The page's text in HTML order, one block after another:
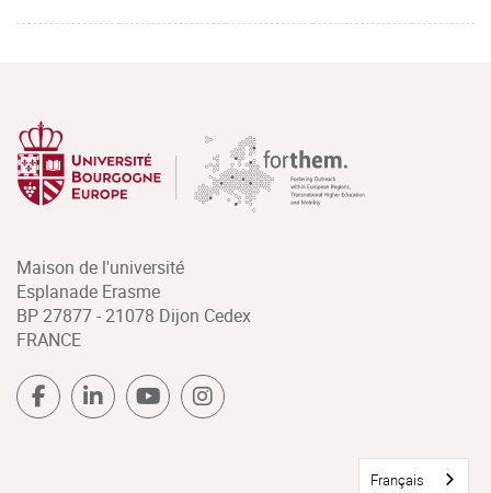
Maison de l'université
Esplanade Erasme
BP 27877 - 21078 Dijon Cedex
FRANCE
Français